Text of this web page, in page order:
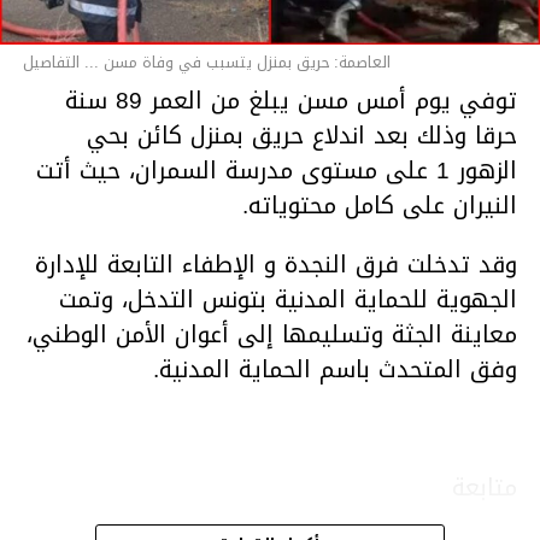
العاصمة: حريق بمنزل يتسبب في وفاة مسن ... التفاصيل
توفي يوم أمس مسن يبلغ من العمر 89 سنة
حرقا وذلك بعد اندلاع حريق بمنزل كائن بحي
الزهور 1 على مستوى مدرسة السمران، حيث أتت
النيران على كامل محتوياته.
وقد تدخلت فرق النجدة و الإطفاء التابعة للإدارة
الجهوية للحماية المدنية بتونس التدخل، وتمت
معاينة الجثة وتسليمها إلى أعوان الأمن الوطني،
وفق المتحدث باسم الحماية المدنية.